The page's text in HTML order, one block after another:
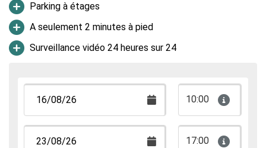
Parking à étages
A seulement 2 minutes à pied
Surveillance vidéo 24 heures sur 24
10:00
17:00